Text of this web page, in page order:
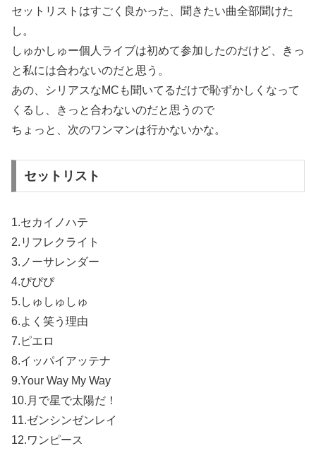
セットリストはすごく良かった、聞きたい曲全部聞けた
し。
しゅかしゅー個人ライブは初めて参加したのだけど、きっ
と私には合わないのだと思う。
あの、シリアスなMCも聞いてるだけで恥ずかしくなって
くるし、きっと合わないのだと思うので
ちょっと、次のワンマンは行かないかな。
セットリスト
1.セカイノハテ
2.リフレクライト
3.ノーサレンダー
4.ぴぴぴ
5.しゅしゅしゅ
6.よく笑う理由
7.ピエロ
8.イッパイアッテナ
9.Your Way My Way
10.月で星で太陽だ！
11.ゼンシンゼンレイ
12.ワンピース